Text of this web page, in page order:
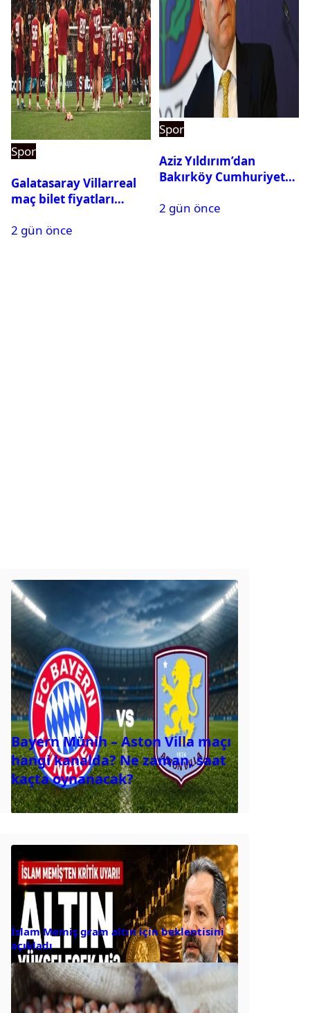
Spor
Galatasaray Villarreal
maç bilet fiyatları
2 gün önce
Spor
Aziz Yıldırım’dan
Bakırköy Cumhuriyet
duyurusu
2 gün önce
Bayern Münih – Aston Villa maçı
hangi kanalda? Ne zaman, saat
kaçta oynanacak?
İslam Memiş gram altın için beklentisini
açıkladı